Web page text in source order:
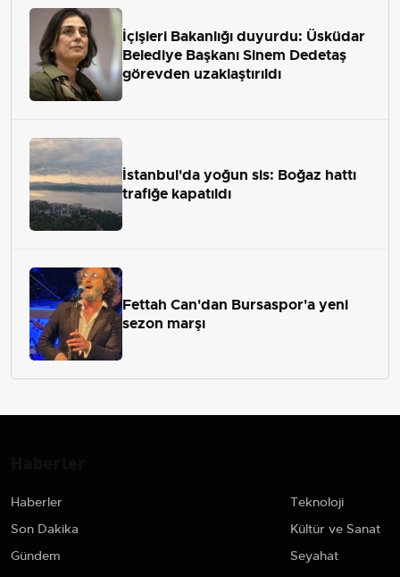
İçişleri Bakanlığı duyurdu: Üsküdar
Belediye Başkanı Sinem Dedetaş
görevden uzaklaştırıldı
İstanbul'da yoğun sis: Boğaz hattı
trafiğe kapatıldı
Fettah Can'dan Bursaspor'a yeni
sezon marşı
Haberler
Son Dakika
Gündem
Teknoloji
Kültür ve Sanat
Seyahat